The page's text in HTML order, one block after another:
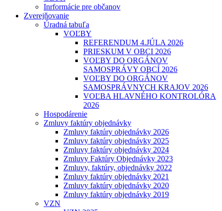
Inrformácie pre občanov
Zverejňovanie
Úradná tabuľa
VOĽBY
REFERENDUM 4.JÚLA 2026
PRIESKUM V OBCI 2026
VOĽBY DO ORGÁNOV
SAMOSPRÁVY OBCÍ 2026
VOĽBY DO ORGÁNOV
SAMOSPRÁVNYCH KRAJOV 2026
VOĽBA HLAVNÉHO KONTROLÓRA
2026
Hospodárenie
Zmluvy faktúry objednávky
Zmluvy faktúry objednávky 2026
Zmluvy faktúry objednávky 2025
Zmluvy faktúry objednávky 2024
Zmluvy Faktúry Objednávky 2023
Zmluvy, faktúry, objednávky 2022
Zmluvy faktúry objednávky 2021
Zmluvy faktúry objednávky 2020
Zmluvy faktúry objednávky 2019
VZN